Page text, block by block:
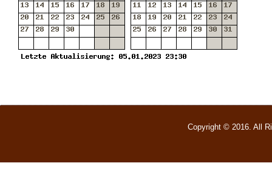
Copyright © 2016. All